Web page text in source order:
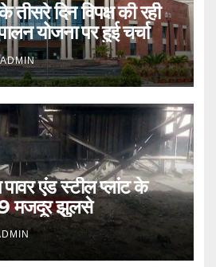
दिन विपक्ष की रही
योजना पर हुई चर्चा
ADMIN
पावर एंड स्टील प्लांट के
9 मजदूर झुलसे